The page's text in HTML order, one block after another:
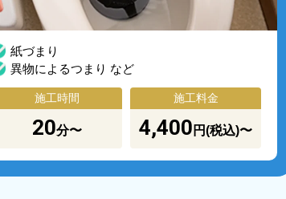
紙づまり
異物によるつまり など
施工時間
20分〜
施工料金
4,400 円(税込)〜